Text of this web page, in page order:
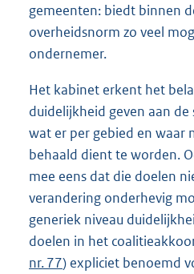
gemeenten: biedt binnen
overheidsnorm zo veel
ondernemer.
Het kabinet erkent het
duidelijkheid geven aan
wat er per gebied en waar
behaald dient te worden.
mee eens dat die doelen
verandering onderhevig
generiek niveau
doelen in het
nr. 77) expliciet benoemd